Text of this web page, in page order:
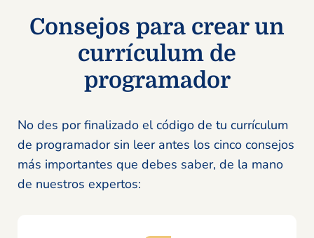
Consejos para crear un
currículum de
programador
No des por finalizado el código de tu currículum
de programador sin leer antes los cinco consejos
más importantes que debes saber, de la mano
de nuestros expertos: